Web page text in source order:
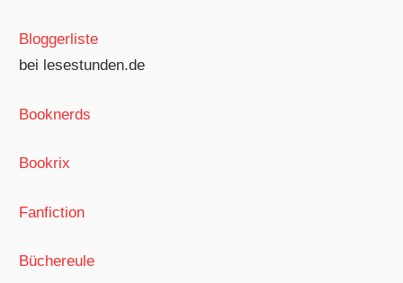
Bloggerliste
bei lesestunden.de
Booknerds
Bookrix
Fanfiction
Büchereule